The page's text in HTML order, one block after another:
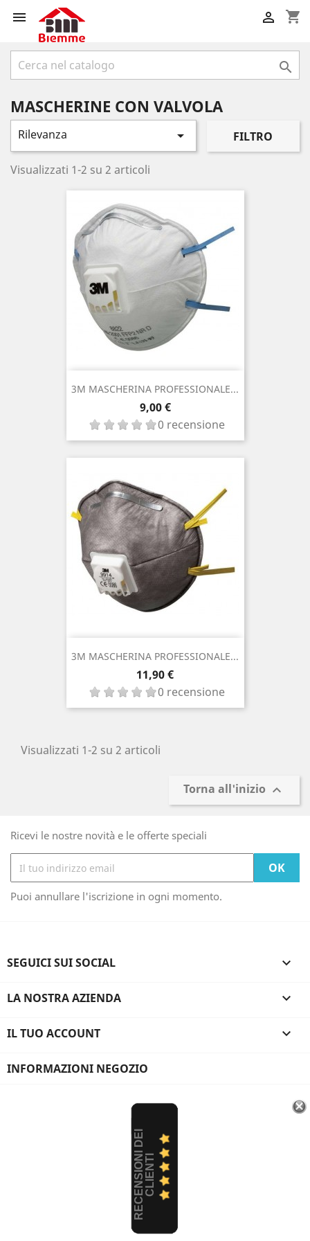
 shopping_cart


MASCHERINE CON VALVOLA
Rilevanza  FILTRO
Visualizzati 1-2 su 2 articoli
3M MASCHERINA PROFESSIONALE...
Prezzo
9,00 €
0 recensione
3M MASCHERINA PROFESSIONALE...
Prezzo
11,90 €
0 recensione
Visualizzati 1-2 su 2 articoli
Torna all'inizio 
Ricevi le nostre novità e le offerte speciali
Puoi annullare l'iscrizione in ogni momento.
SEGUICI SUI SOCIAL 
LA NOSTRA AZIENDA 
IL TUO ACCOUNT 
INFORMAZIONI NEGOZIO
R
E
C
E
N
S
I
ON
I
D
E
I
C
L
I
E
N
TI